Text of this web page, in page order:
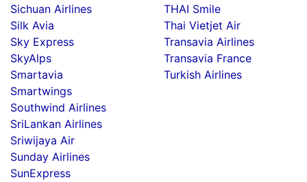
Sichuan Airlines
Silk Avia
Sky Express
SkyAlps
Smartavia
Smartwings
Southwind Airlines
SriLankan Airlines
Sriwijaya Air
Sunday Airlines
SunExpress
THAI Smile
Thai Vietjet Air
Transavia Airlines
Transavia France
Turkish Airlines